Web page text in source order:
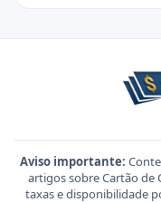
Aviso importante:
artigos sobre Cartão de
taxas e disponibilidade